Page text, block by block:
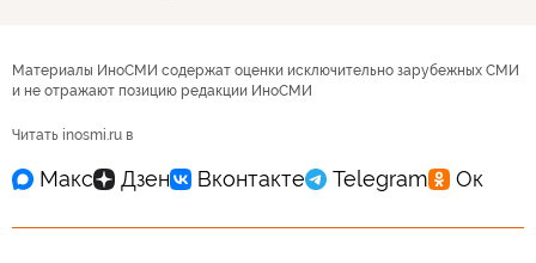
Материалы ИноСМИ содержат оценки исключительно зарубежных СМИ
и не отражают позицию редакции ИноСМИ
Читать inosmi.ru в